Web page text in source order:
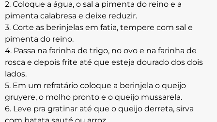
2. Coloque a água, o sal a pimenta do reino e a
pimenta calabresa e deixe reduzir.
3. Corte as berinjelas em fatia, tempere com sal e
pimenta do reino.
4. Passa na farinha de trigo, no ovo e na farinha de
rosca e depois frite até que esteja dourado dos dois
lados.
5. Em um refratário coloque a berinjela o queijo
gruyere, o molho pronto e o queijo mussarela.
6. Leve pra gratinar até que o queijo derreta, sirva